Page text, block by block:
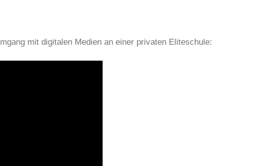
mit digitalen Medien an einer privaten Eliteschule: